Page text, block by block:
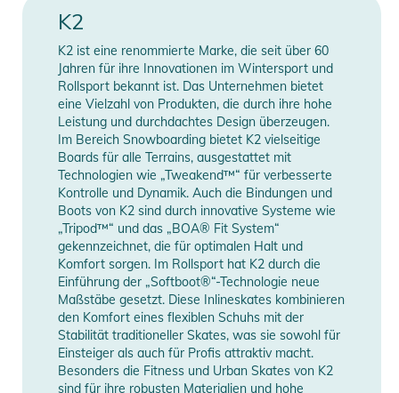
Skates garantiert zum Hingucker.
Eigenschaften:
- Zielgruppe Fahrerlevel: Anfänger - Fortgeschrittene
- Softboot: Original K2 Softboot sorgt für perfekte Passform
und Komfort
- Cuff: Stability Plus Cuff - eine Kunststoffummantelung am
Schaft, die für extra Stabilität sorgt
- Frame: Stamped Aluminium sorgt für die nötige Stabilität
und Agilität
- Kugellager: ABEC-5 Kugellager
- Rollen: 84mm 80A *maximale Rollengröße 84mm
- Closure Technology: Boa® Verschlusssystem - Mit einem
Dreh lassen sich die Skates perfekt dem Fuß anpassen
- Bremse montiert (Wechsel auf linken Schuh möglich)
Produktinformationen und
Schiene 4-Wheel
Kugellager ABEC 5
Rollengröße 84mm
Verschluss BOA
Manufacturer
Information
Herstellerangaben
anzeigen
K2
K2 ist eine renommierte Marke, die seit über 60
Jahren für ihre Innovationen im Wintersport und
Rollsport bekannt ist. Das Unternehmen bietet
eine Vielzahl von Produkten, die durch ihre hohe
Leistung und durchdachtes Design überzeugen.
Im Bereich Snowboarding bietet K2 vielseitige
Boards für alle Terrains, ausgestattet mit
Technologien wie „Tweakend™“ für verbesserte
Kontrolle und Dynamik. Auch die Bindungen und
Boots von K2 sind durch innovative Systeme wie
„Tripod™“ und das „BOA® Fit System“
gekennzeichnet, die für optimalen Halt und
Komfort sorgen. Im Rollsport hat K2 durch die
Einführung der „Softboot®“-Technologie neue
Maßstäbe gesetzt. Diese Inlineskates kombinieren
den Komfort eines flexiblen Schuhs mit der
Stabilität traditioneller Skates, was sie sowohl für
Einsteiger als auch für Profis attraktiv macht.
Besonders die Fitness und Urban Skates von K2
sind für ihre robusten Materialien und hohe